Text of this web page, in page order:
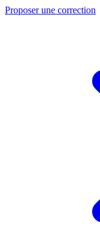
Proposer une correction